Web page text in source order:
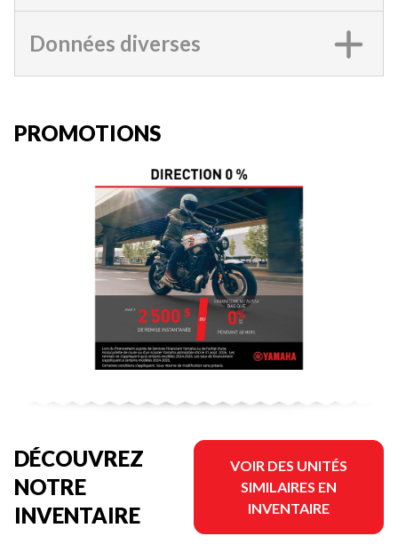
Données diverses
PROMOTIONS
DÉCOUVREZ
NOTRE
INVENTAIRE
VOIR DES UNITÉS
SIMILAIRES EN
INVENTAIRE